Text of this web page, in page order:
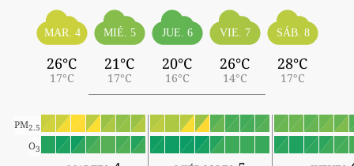
MAR. 4
26°C
17°C
MIÉ. 5
21°C
17°C
JUE. 6
20°C
16°C
VIE. 7
26°C
14°C
SÁB. 8
28°C
17°C
PM2.5
O3